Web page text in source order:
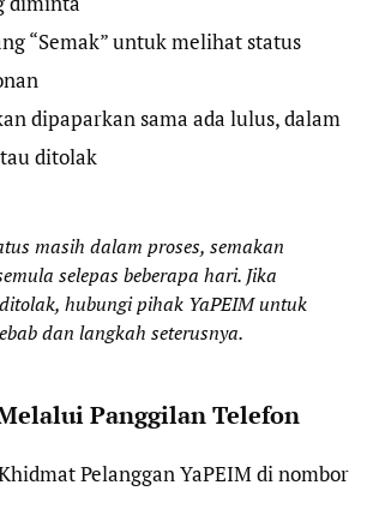
“Semak” untuk melihat status
dipaparkan sama ada lulus, dalam
ditolak
masih dalam proses, semakan
selepas beberapa hari. Jika
hubungi pihak YaPEIM untuk
dan langkah seterusnya.
Panggilan Telefon
Pelanggan YaPEIM di nombor